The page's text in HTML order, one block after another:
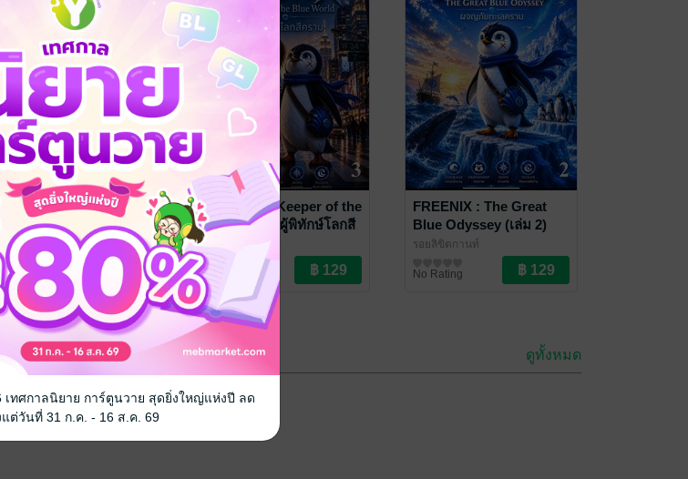
กแม่ซื้อ
อยลิขิตกานท์
นิยายผจญภัย/บู๊แอกชัน
No Rating
FREENIX : Keeper of the
Blue World ผู้พิทักษ์โลกสี
คราม (เล่ม 3)
รอยลิขิตกานท์
นิยายผจญภัย/บู๊แอกชัน
No Rating
FREENIX : The Great
Blue Odyssey (เล่ม 2)
รอยลิขิตกานท์
นิยายผจญภัย/บู๊แอกชัน
No Rating
ดูทั้งหมด
เทศกาลนิยาย การ์ตูนวาย สุดยิ่งใหญ่แห่งปี ลด
ต่วันที่ 31 ก.ค. - 16 ส.ค. 69